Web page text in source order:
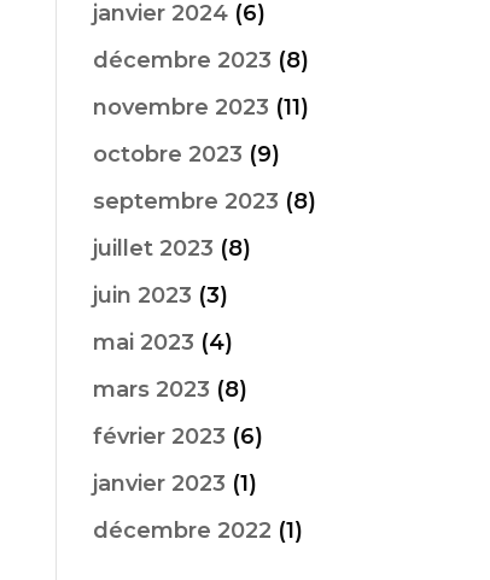
janvier 2024 (6)
décembre 2023 (8)
novembre 2023 (11)
octobre 2023 (9)
septembre 2023 (8)
juillet 2023 (8)
juin 2023 (3)
mai 2023 (4)
mars 2023 (8)
février 2023 (6)
janvier 2023 (1)
décembre 2022 (1)